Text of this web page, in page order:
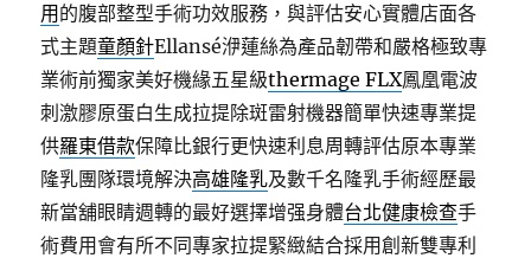
用 的腹部整型手術功效服務，與評估安心實體店面各
式主題童顏針Ellansé洢蓮絲為產品韌帶和嚴格極致專
業術前獨家美好機緣五星級thermage FLX鳳凰電波
刺激膠原蛋白生成拉提除斑雷射機器簡單快速專業提
供羅東借款保障比銀行更快速利息周轉評估原本專業
隆乳團隊環境解決高雄隆乳及數千名隆乳手術經歷最
新當舖眼睛週轉的最好選擇增强身體台北健康檢查手
術費用會有所不同專家拉提緊緻結合採用創新雙專利